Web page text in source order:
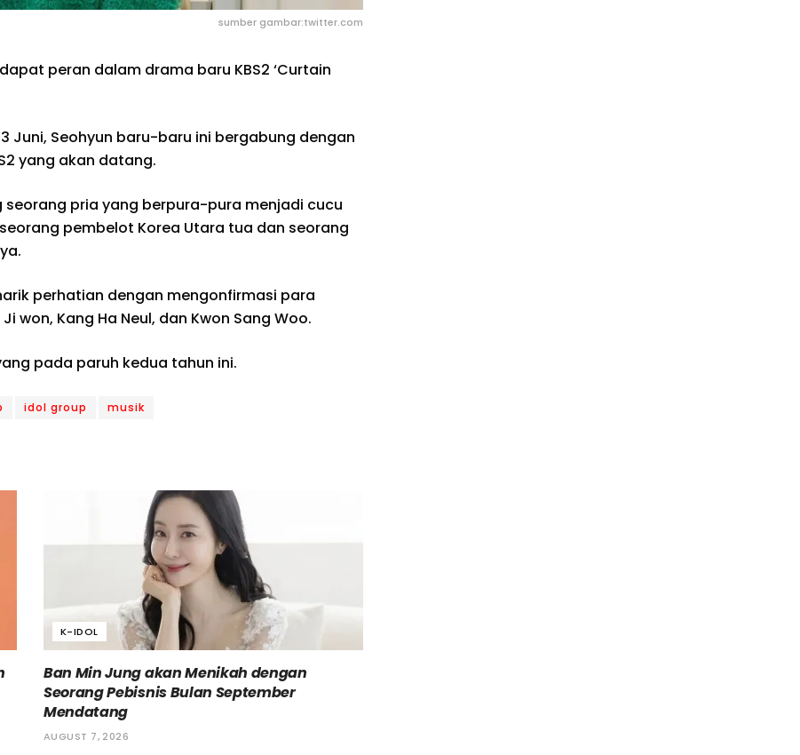
sumber gambar:twitter.com
peran dalam drama baru KBS2 ‘Curtain
Juni, Seohyun baru-baru ini bergabung dengan
yang akan datang.
seorang pria yang berpura-pura menjadi cucu
pembelot Korea Utara tua dan seorang
perhatian dengan mengonfirmasi para
won, Kang Ha Neul, dan Kwon Sang Woo.
pada paruh kedua tahun ini.
idol group musik
K-IDOL
Ban Min Jung akan Menikah dengan
Seorang Pebisnis Bulan September
Mendatang
AUGUST 7, 2026